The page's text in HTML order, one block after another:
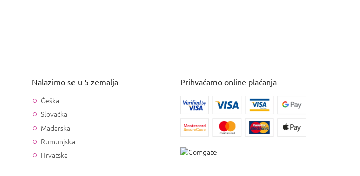
Nalazimo se u 5 zemalja
Češka
Slovačka
Mađarska
Rumunjska
Hrvatska
Prihvaćamo online plaćanja